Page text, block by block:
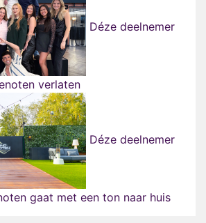
Déze deelnemer
verlaten
Déze deelnemer
gaat met een ton naar huis